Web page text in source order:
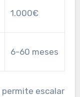
1.000€
6-60 meses
permite escalar